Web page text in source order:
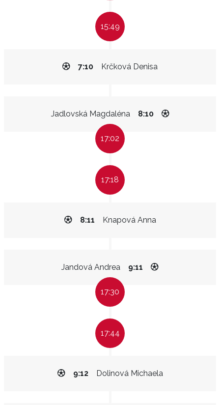
15:49
Krčková Denisa
7:10
Jadlovská Magdaléna 8:10
17:02
17:18
Knapová Anna
8:11
Jandová Andrea 9:11
17:30
17:44
Dolinová Michaela
9:12